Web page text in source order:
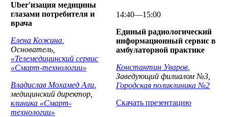
Uber'изация медицины
глазами потребителя и
врача
Елена Кожина
Основатель,
«Телемедицинский сервис
«Смарт-технологии»
Владислав Мохамед Али
медицинский директор,
клиника «Смарт-
технологии»
14:40—15:00
Единый радиологический
информационный сервис в
амбулаторной практике
Константин Уваров
Заведующий филиалом №3,
Городская поликлиника №2
Скачать презентацию